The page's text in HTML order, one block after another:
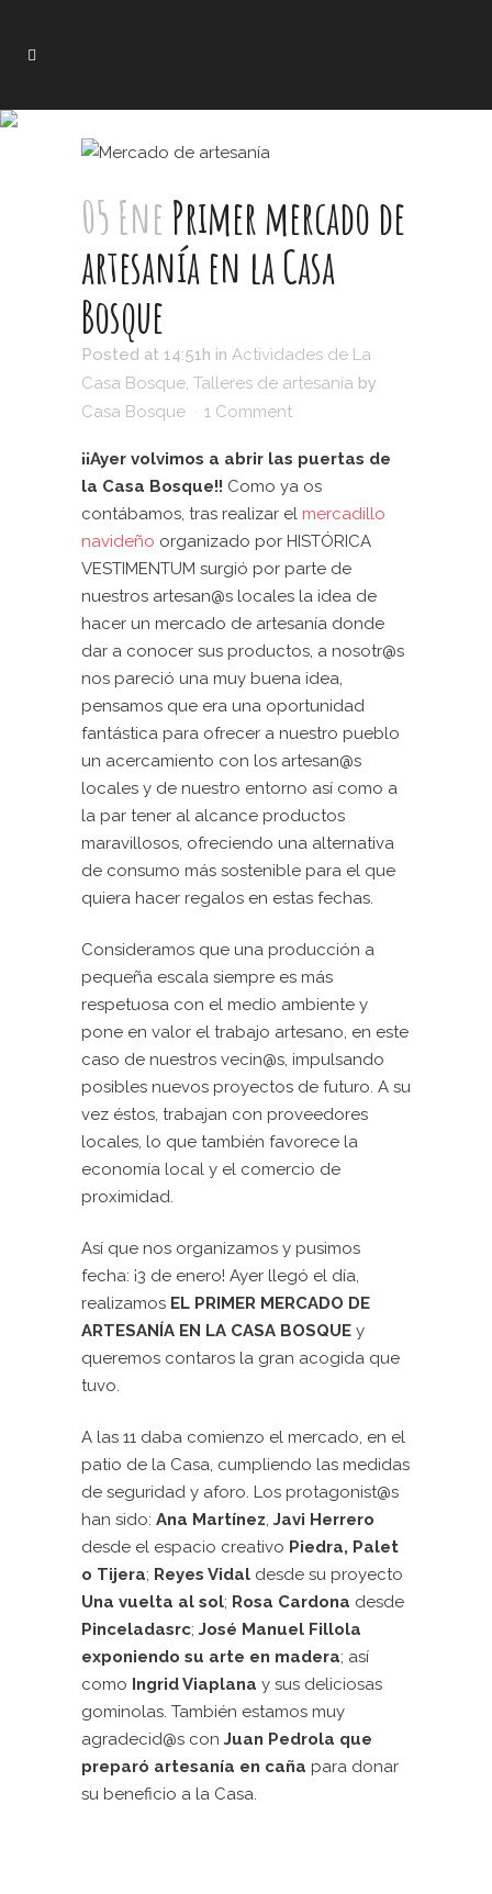
05 Ene Primer mercado de
artesanía en la Casa
Bosque
Posted at 14:51h in Actividades de La
Casa Bosque, Talleres de artesanía by
Casa Bosque
1 Comment
¡¡Ayer volvimos a abrir las puertas de
la Casa Bosque!! Como ya os
contábamos, tras realizar el mercadillo
navideño organizado por HISTÓRICA
VESTIMENTUM surgió por parte de
nuestros artesan@s locales la idea de
hacer un mercado de artesanía donde
dar a conocer sus productos, a nosotr@s
nos pareció una muy buena idea,
pensamos que era una oportunidad
fantástica para ofrecer a nuestro pueblo
un acercamiento con los artesan@s
locales y de nuestro entorno así como a
la par tener al alcance productos
maravillosos, ofreciendo una alternativa
de consumo más sostenible para el que
quiera hacer regalos en estas fechas.
Consideramos que una producción a
pequeña escala siempre es más
respetuosa con el medio ambiente y
pone en valor el trabajo artesano, en este
caso de nuestros vecin@s, impulsando
posibles nuevos proyectos de futuro. A su
vez éstos, trabajan con proveedores
locales, lo que también favorece la
economía local y el comercio de
proximidad.
Así que nos organizamos y pusimos
fecha: ¡3 de enero! Ayer llegó el día,
realizamos EL PRIMER MERCADO DE
ARTESANÍA EN LA CASA BOSQUE y
queremos contaros la gran acogida que
tuvo.
A las 11 daba comienzo el mercado, en el
patio de la Casa, cumpliendo las medidas
de seguridad y aforo. Los protagonist@s
han sido: Ana Martínez, Javi Herrero
desde el espacio creativo Piedra, Palet
o Tijera; Reyes Vidal desde su proyecto
Una vuelta al sol; Rosa Cardona desde
Pinceladasrc; José Manuel Fillola
exponiendo su arte en madera; así
como Ingrid Viaplana y sus deliciosas
gominolas. También estamos muy
agradecid@s con Juan Pedrola que
preparó artesanía en caña para donar
su beneficio a la Casa.